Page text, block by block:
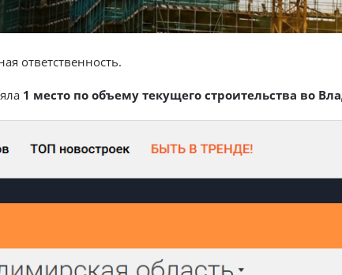
ответственность.
1 место по объему текущего строительства во